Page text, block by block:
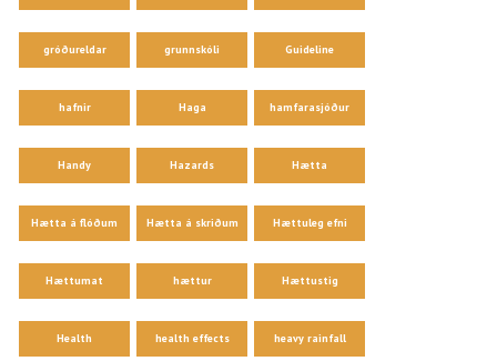
gróðureldar grunnskóli Guideline
hafnir Haga hamfarasjóður
Handy Hazards Hætta
Hætta á flóðum Hætta á skriðum Hættuleg efni
Hættumat hættur Hættustig
Health health effects heavy rainfall